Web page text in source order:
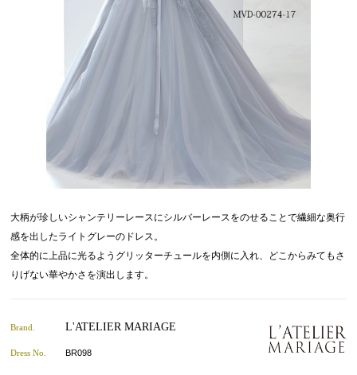
大柄が珍しいシャンテリーレースにシルバーレースをのせることで繊細な奥行
感を出したライトグレーのドレス。
全体的に上品に光るようグリッターチュールを内側に入れ、どこからみてもさ
りげない華やかさを演出します。
Brand. L'ATELIER MARIAGE
Dress No. BR098